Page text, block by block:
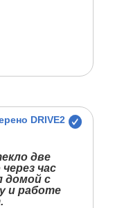
DRIVE2
две
час
домой с
и работе